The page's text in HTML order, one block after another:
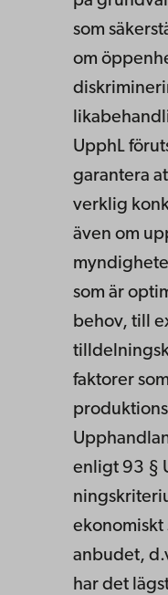
som
om
UpphL
garantera
verklig
även om
som är
behov, till
faktorer
enligt 93 §
ekonomiskt
anbudet,
har det